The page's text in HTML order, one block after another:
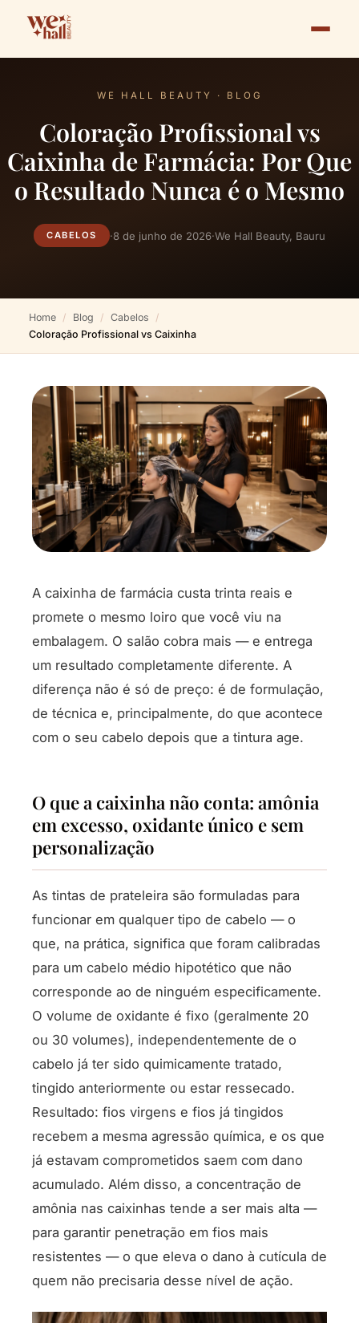
WE HALL BEAUTY · BLOG
Coloração Profissional vs
Caixinha de Farmácia: Por Que
o Resultado Nunca é o Mesmo
CABELOS ·8 de junho de 2026·We Hall Beauty, Bauru
Home Blog
Cabelos
Coloração Profissional vs Caixinha
A caixinha de farmácia custa trinta reais e
promete o mesmo loiro que você viu na
embalagem. O salão cobra mais — e entrega
um resultado completamente diferente. A
diferença não é só de preço: é de formulação,
de técnica e, principalmente, do que acontece
com o seu cabelo depois que a tintura age.
O que a caixinha não conta: amônia
em excesso, oxidante único e sem
personalização
As tintas de prateleira são formuladas para
funcionar em qualquer tipo de cabelo — o
que, na prática, significa que foram calibradas
para um cabelo médio hipotético que não
corresponde ao de ninguém especificamente.
O volume de oxidante é fixo (geralmente 20
ou 30 volumes), independentemente de o
cabelo já ter sido quimicamente tratado,
tingido anteriormente ou estar ressecado.
Resultado: fios virgens e fios já tingidos
recebem a mesma agressão química, e os que
já estavam comprometidos saem com dano
acumulado. Além disso, a concentração de
amônia nas caixinhas tende a ser mais alta —
para garantir penetração em fios mais
resistentes — o que eleva o dano à cutícula de
quem não precisaria desse nível de ação.